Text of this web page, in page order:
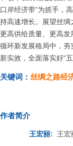
口岸经济带”为抓手，
持高速增长。展望丝绸
更高供给质量、更高
循环新发展格局中，
新实效，全面落实好“
关键词： 丝绸之路经
作者简介
王宏丽: 王宏